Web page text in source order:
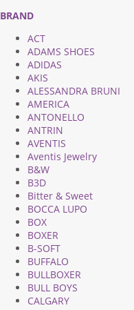
BRAND
ACT
ADAMS SHOES
ADIDAS
AKIS
ALESSANDRA BRUNI
AMERICA
ANTONELLO
ANTRIN
AVENTIS
Aventis Jewelry
B&W
B3D
Bitter & Sweet
BOCCA LUPO
BOX
BOXER
B-SOFT
BUFFALO
BULLBOXER
BULL BOYS
CALGARY